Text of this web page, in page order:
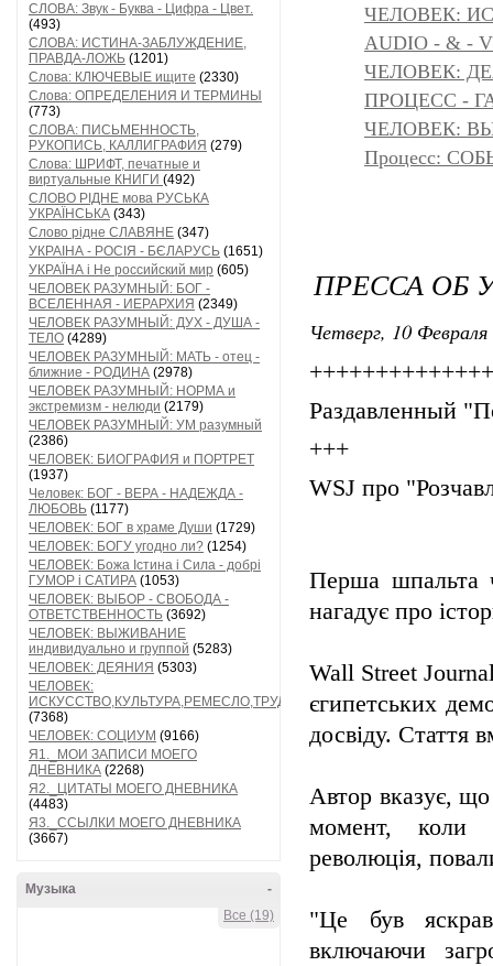
СЛОВА: Звук - Буква - Цифра - Цвет.
(493)
СЛОВА: ИСТИНА-ЗАБЛУЖДЕНИЕ,
ПРАВДА-ЛОЖЬ (1201)
Слова: КЛЮЧЕВЫЕ ищите (2330)
Слова: ОПРЕДЕЛЕНИЯ И ТЕРМИНЫ
(773)
СЛОВА: ПИСЬМЕННОСТЬ,
РУКОПИСЬ, КАЛЛИГРАФИЯ (279)
Слова: ШРИФТ, печатные и
виртуальные КНИГИ (492)
СЛОВО РІДНЕ мова РУСЬКА
УКРАЇНСЬКА (343)
Слово рідне СЛАВЯНЕ (347)
УКРАІНА - РОСІЯ - БЄЛАРУСЬ (1651)
УКРАЇНА і Не российский мир (605)
ЧЕЛОВЕК РАЗУМНЫЙ: БОГ -
ВСЕЛЕННАЯ - ИЕРАРХИЯ (2349)
ЧЕЛОВЕК РАЗУМНЫЙ: ДУХ - ДУША -
ТЕЛО (4289)
ЧЕЛОВЕК РАЗУМНЫЙ: МАТЬ - отец -
ближние - РОДИНА (2978)
ЧЕЛОВЕК РАЗУМНЫЙ: НОРМА и
экстремизм - нелюди (2179)
ЧЕЛОВЕК РАЗУМНЫЙ: УМ разумный
(2386)
ЧЕЛОВЕК: БИОГРАФИЯ и ПОРТРЕТ
(1937)
Человек: БОГ - ВЕРА - НАДЕЖДА -
ЛЮБОВЬ (1177)
ЧЕЛОВЕК: БОГ в храме Души (1729)
ЧЕЛОВЕК: БОГУ угодно ли? (1254)
ЧЕЛОВЕК: Божа Істина і Сила - добрі
ГУМОР і САТИРА (1053)
ЧЕЛОВЕК: ВЫБОР - СВОБОДА -
ОТВЕТСТВЕННОСТЬ (3692)
ЧЕЛОВЕК: ВЫЖИВАНИЕ
индивидуально и группой (5283)
ЧЕЛОВЕК: ДЕЯНИЯ (5303)
ЧЕЛОВЕК:
ИСКУССТВО,КУЛЬТУРА,РЕМЕСЛО,ТРУД
(7368)
ЧЕЛОВЕК: СОЦИУМ (9166)
Я1._МОИ ЗАПИСИ МОЕГО
ДНЕВНИКА (2268)
Я2._ЦИТАТЫ МОЕГО ДНЕВНИКА
(4483)
Я3._ССЫЛКИ МОЕГО ДНЕВНИКА
(3667)
-
Музыка
Все (19)
ЧЕЛОВЕК:
AUDIO - & -
ЧЕЛОВЕК:
ПРОЦЕСС -
ЧЕЛОВЕК:
Процесс:
ПРЕССА ОБ
Четверг, 10
Раздавленный
+++
WSJ про
Перша шпальта
нагадує про
Wall Street
єгипетських
досвіду. Стаття
Автор вказує, що
момент, коли
революція,
"Це був
включаючи